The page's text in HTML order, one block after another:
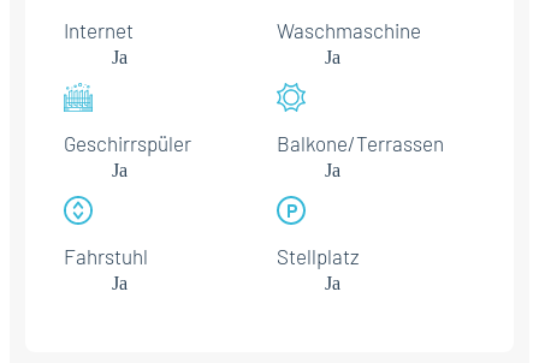
Internet
Ja
Waschmaschine
Ja
Geschirrspüler
Ja
Balkone/Terrassen
Ja
Fahrstuhl
Ja
Stellplatz
Ja